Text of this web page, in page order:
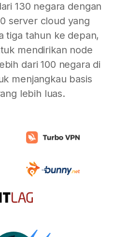
130 negara dengan
server cloud yang
tiga tahun ke depan,
mendirikan node
dari 100 negara di
menjangkau basis
lebih luas.